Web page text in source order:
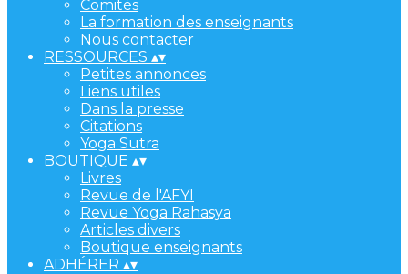
Comités
La formation des enseignants
Nous contacter
RESSOURCES ▴▾
Petites annonces
Liens utiles
Dans la presse
Citations
Yoga Sutra
BOUTIQUE ▴▾
Livres
Revue de l'AFYI
Revue Yoga Rahasya
Articles divers
Boutique enseignants
ADHÉRER ▴▾